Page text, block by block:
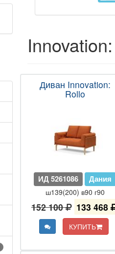
Диван Innovation:
Rollo
ИД 5261086 Дания
ш139(200) в90 г90
152 100 133 468
КУПИТЬ